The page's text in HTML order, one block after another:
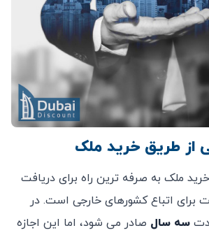
از طریق خرید ملک
ملک به صرفه ترین راه برای دریافت
برای اتباع کشورهای خارجی است. در
سه سال صادر می شود، اما این اجازه